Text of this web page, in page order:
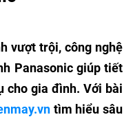
vượt trội, công nghệ
Panasonic giúp tiết
cho gia đình. Với bài
tìm hiểu sâu